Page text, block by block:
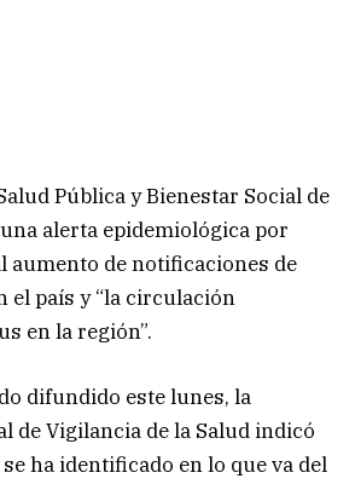
Pública y Bienestar Social de
alerta epidemiológica por
aumento de notificaciones de
el país y “la circulación
en la región”.
difundido este lunes, la
de Vigilancia de la Salud indicó
ha identificado en lo que va del